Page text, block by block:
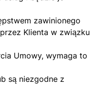
zawinionego
Klienta w związku
Umowy, wymaga to
są niezgodne z